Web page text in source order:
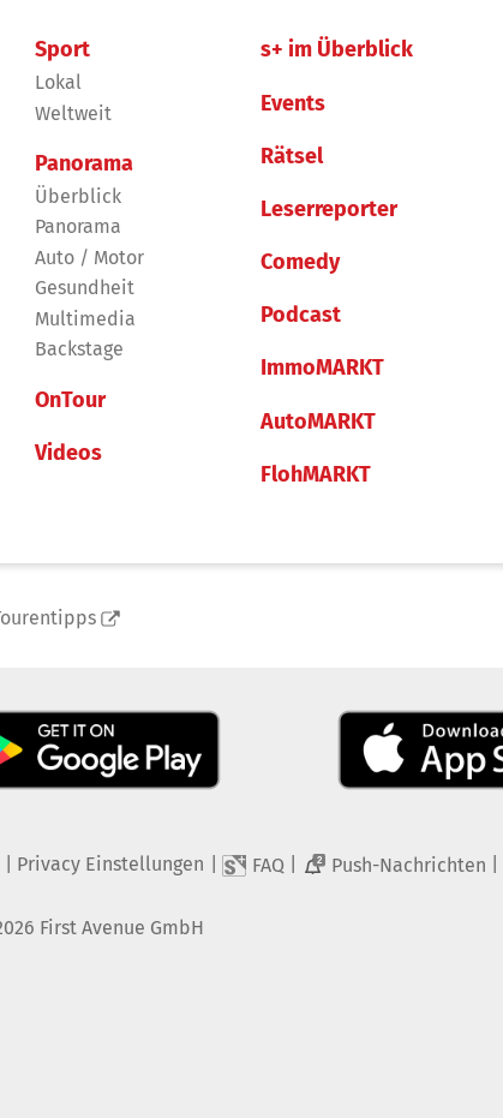
Sport
Lokal
Weltweit
Panorama
Überblick
Panorama
Auto / Motor
Gesundheit
Multimedia
Backstage
OnTour
Videos
s+ im Überblick
Events
Rätsel
Leserreporter
Comedy
Podcast
ImmoMARKT
AutoMARKT
FlohMARKT
| Privacy Einstellungen FAQ 2 Push-Nachrichten
First Avenue GmbH